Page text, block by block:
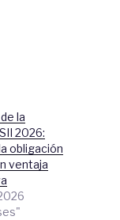
la
2026:
obligación
ventaja